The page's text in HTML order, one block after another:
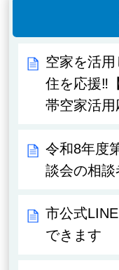
空家を活
住を応援‼
帯空家活用
令和8年度
談会の相談
市公式
できます